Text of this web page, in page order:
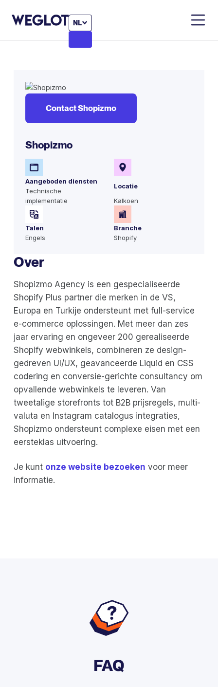
NL
Contact Shopizmo
Shopizmo
Aangeboden diensten
Technische
implementatie
Locatie
Kalkoen
Talen
Engels
Branche
Shopify
Over
Shopizmo Agency is een gespecialiseerde
Shopify Plus partner die merken in de VS,
Europa en Turkije ondersteunt met full-service
e-commerce oplossingen. Met meer dan zes
jaar ervaring en ongeveer 200 gerealiseerde
Shopify webwinkels, combineren ze design-
gedreven UI/UX, geavanceerde Liquid en CSS
codering en conversie-gerichte consultancy om
opvallende webwinkels te leveren. Van
tweetalige storefronts tot B2B prijsregels, multi-
valuta en Instagram catalogus integraties,
Shopizmo ondersteunt complexe eisen met een
eersteklas uitvoering.
Je kunt onze website bezoeken voor meer
informatie.
FAQ